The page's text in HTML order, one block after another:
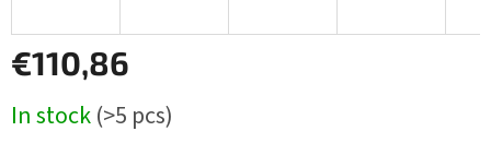
€110,86
price:
In stock(>5 pcs)